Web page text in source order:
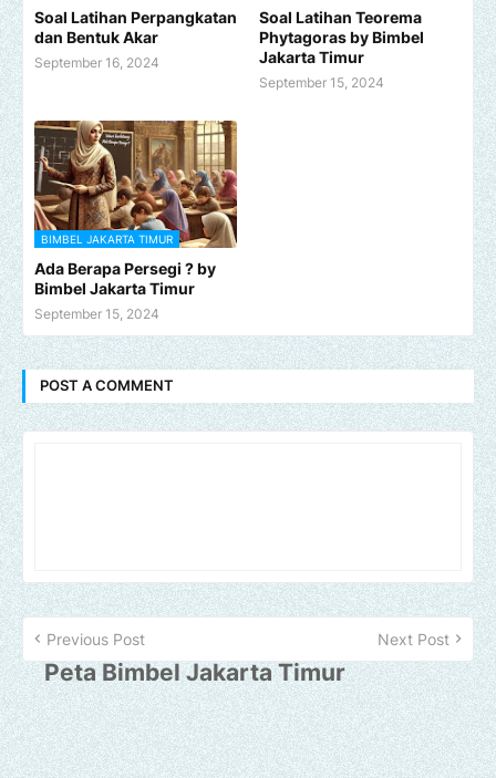
Soal Latihan Perpangkatan
dan Bentuk Akar
September 16, 2024
Soal Latihan Teorema
Phytagoras by Bimbel
Jakarta Timur
September 15, 2024
BIMBEL JAKARTA TIMUR
Ada Berapa Persegi ? by
Bimbel Jakarta Timur
September 15, 2024
POST A COMMENT
Previous Post Next Post
Peta Bimbel Jakarta Timur